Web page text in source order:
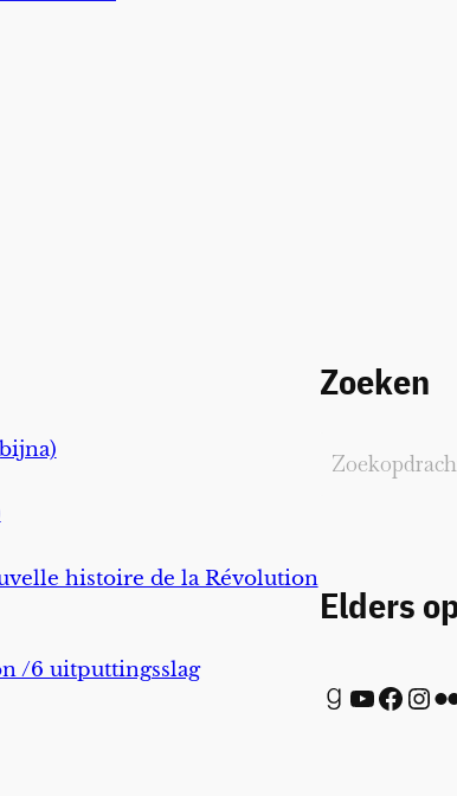
histoire de la Révolution
/6 uitputtingsslag
Zoeken
Elders
Goodreads YouTube Facebook InstagramFlickr